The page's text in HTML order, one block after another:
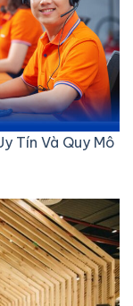
Tín Và Quy Mô